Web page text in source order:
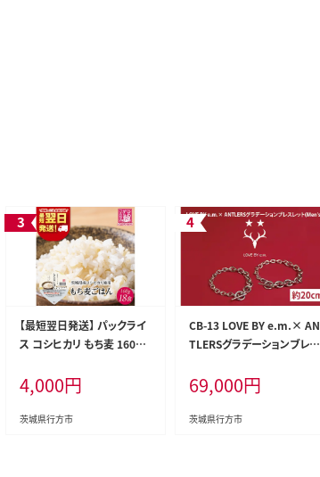
【最短翌日発送】 パックライ
ス コシヒカリ もち麦 160g
ード 茨城県 行方市(HE-5)
4,000円
茨城県行方市
CB-13 LOVE BY e.m.× AN
TLERSグラデーションブレス
69,000円
茨城県行方市